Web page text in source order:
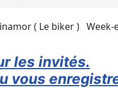
( Le biker )
les invités.
vous